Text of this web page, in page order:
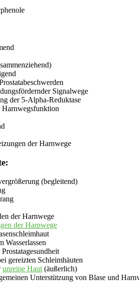
Signalwege
der 5-Alpha-Reduktase
Harnwegsfunktion
der Harnwege
(begleitend)
der Harnwege
der Harnwege
Wasserlassen
gereizten Schleimhäuten
unreine Haut (äußerlich)
Unterstützung von Blase und